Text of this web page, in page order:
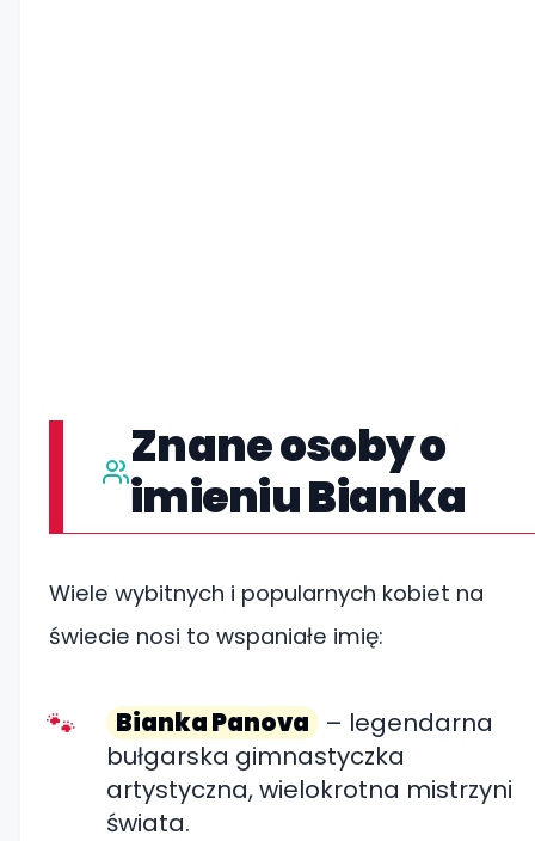
Znane osoby o
imieniu Bianka
Wiele wybitnych i popularnych kobiet na
świecie nosi to wspaniałe imię:
Bianka Panova – legendarna
bułgarska gimnastyczka
artystyczna, wielokrotna mistrzyni
świata.